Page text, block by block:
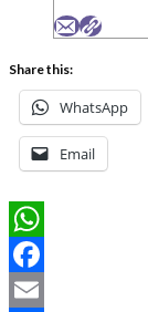
Share this:
WhatsApp
Email
WhatsApp
Facebook